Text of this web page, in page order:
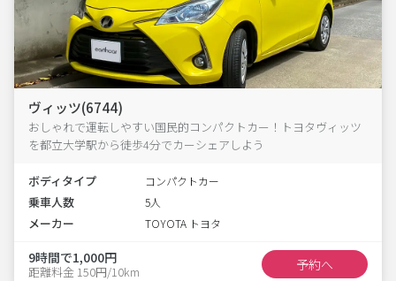
ヴィッツ(6744)
おしゃれで運転しやすい国民的コンパクトカー！トヨタヴィッツ
を都立大学駅から徒歩4分でカーシェアしよう
ボディタイプ コンパクトカー
乗車人数 5人
メーカー TOYOTA トヨタ
9時間で1,000円
距離料金 150円/10km 予約へ